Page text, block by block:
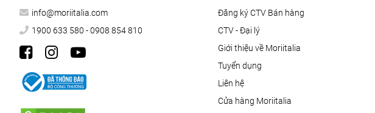
info@moriitalia.com
1900 633 580 - 0908 854 810
Đăng ký CTV Bán hàng
CTV - Đại lý
Giới thiệu về Moriitalia
Tuyển dụng
Liên hệ
Cửa hàng Moriitalia